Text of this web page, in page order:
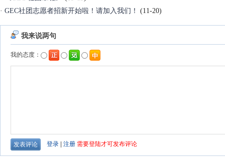
· GEC社团志愿者招新开始啦！请加入我们！ (11-20)